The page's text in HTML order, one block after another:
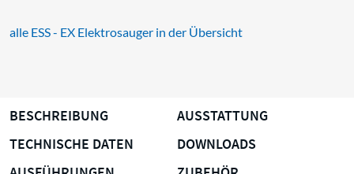
alle ESS - EX Elektrosauger in der Übersicht
BESCHREIBUNG
AUSSTATTUNG
TECHNISCHE DATEN
DOWNLOADS